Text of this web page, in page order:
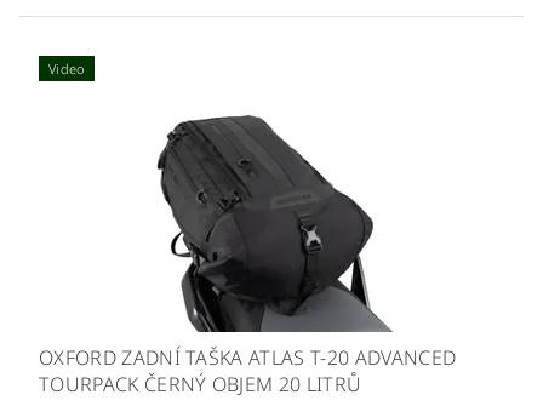
Video
OXFORD ZADNÍ TAŠKA ATLAS T-20 ADVANCED
TOURPACK ČERNÝ OBJEM 20 LITRŮ